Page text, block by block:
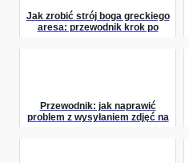
Jak zrobić strój boga greckiego
aresa: przewodnik krok po
Przewodnik: jak naprawić
problem z wysyłaniem zdjęć na